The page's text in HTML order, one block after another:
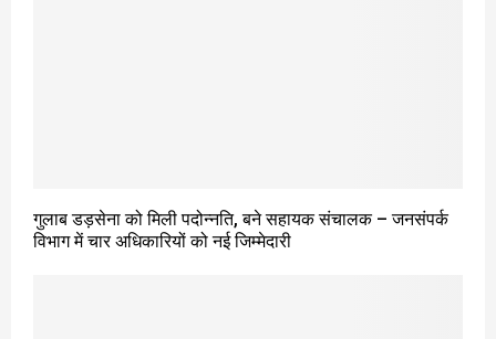
गुलाब डड़सेना को मिली पदोन्नति, बने सहायक संचालक – जनसंपर्क
विभाग में चार अधिकारियों को नई जिम्मेदारी